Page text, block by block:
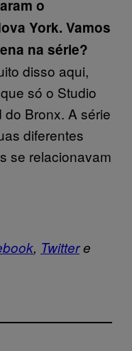
o
York. Vamos
na série?
disso aqui,
só o Studio
Bronx. A série
diferentes
se relacionavam
, Twittere